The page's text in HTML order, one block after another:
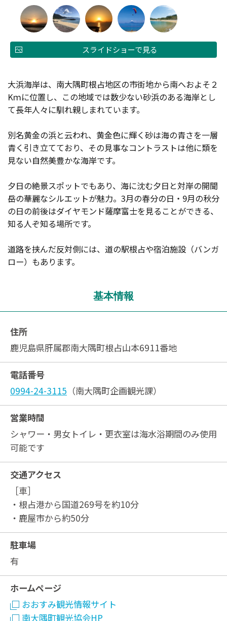
スライドショーで見る
大浜海岸は、南大隅町根占地区の市街地から南へおよそ２
Kｍに位置し、この地域では数少ない砂浜のある海岸とし
て長年人々に馴れ親しまれています。
別名黄金の浜と云われ、黄金色に輝く砂は海の青さを一層
青く引き立てており、その見事なコントラストは他に類を
見ない自然美豊かな海岸です。
夕日の絶景スポットでもあり、海に沈む夕日と対岸の開聞
岳の華麗なシルエットが魅力。3月の春分の日・9月の秋分
の日の前後はダイヤモンド薩摩富士を見ることができる、
知る人ぞ知る場所です。
道路を挟んだ反対側には、道の駅根占や宿泊施設（バンガ
ロー）もあります。
基本情報
住所
鹿児島県肝属郡南大隅町根占山本6911番地
電話番号
0994-24-3115 （南大隅町企画観光課）
営業時間
シャワー・男女トイレ・更衣室は海水浴期間のみ使用
可能です
交通アクセス
［車］
・根占港から国道269号を約10分
・鹿屋市から約50分
駐車場
有
ホームページ
おおすみ観光情報サイト
南大隅町観光協会HP